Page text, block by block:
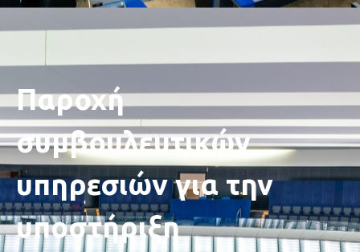
Παροχή
συμβουλευτικών
υπηρεσιών για την
υποστήριξη